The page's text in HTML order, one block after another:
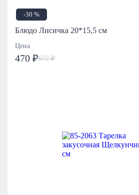
-30 %
Блюдо Лисичка 20*15,5 см
Цена
470 ₽672 ₽